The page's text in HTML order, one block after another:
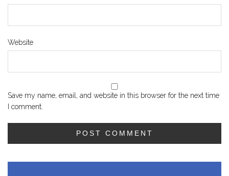
Website
Save my name, email, and website in this browser for the next time
I comment.